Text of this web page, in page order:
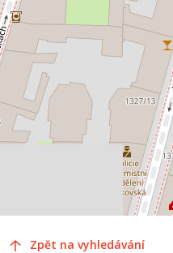
Zpět na vyhledávání